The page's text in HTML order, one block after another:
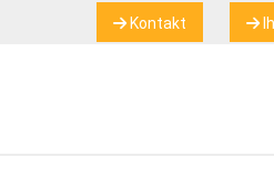
Kontakt